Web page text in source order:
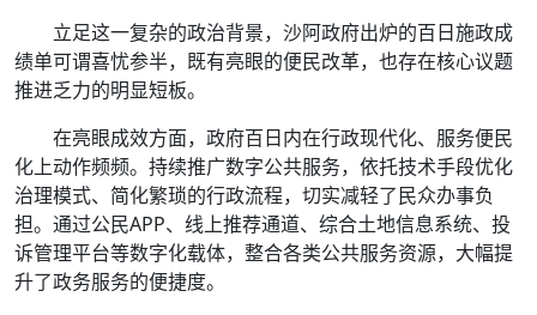
立足这一复杂的政治背景，沙阿政府出炉的百日施政成
绩单可谓喜忧参半，既有亮眼的便民改革，也存在核心议题
推进乏力的明显短板。
在亮眼成效方面，政府百日内在行政现代化、服务便民
化上动作频频。持续推广数字公共服务，依托技术手段优化
治理模式、简化繁琐的行政流程，切实减轻了民众办事负
担。通过公民APP、线上推荐通道、综合土地信息系统、投
诉管理平台等数字化载体，整合各类公共服务资源，大幅提
升了政务服务的便捷度。